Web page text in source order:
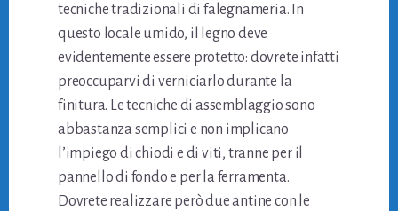
tecniche tradizionali di falegnameria. In
questo locale umido, il legno deve
evidentemente essere protetto: dovrete infatti
preoccuparvi di verniciarlo durante la
finitura. Le tecniche di assemblaggio sono
abbastanza semplici e non implicano
l’impiego di chiodi e di viti, tranne per il
pannello di fondo e per la ferramenta.
Dovrete realizzare però due antine con le